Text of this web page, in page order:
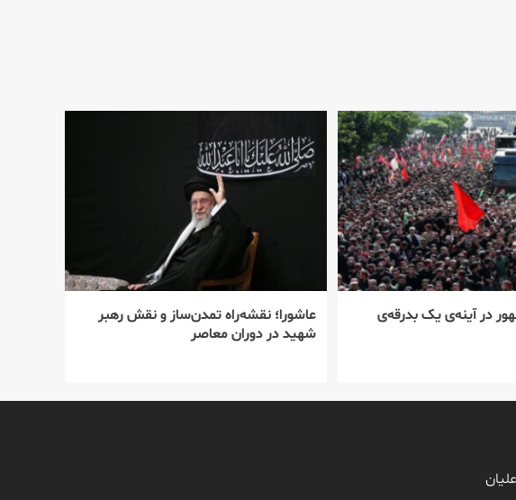
در آینه‌ی یک بدرقه‌ی
عاشورا؛ نقشه‌راه تمدن‌ساز و نقش رهبر
شهید در دوران معاصر